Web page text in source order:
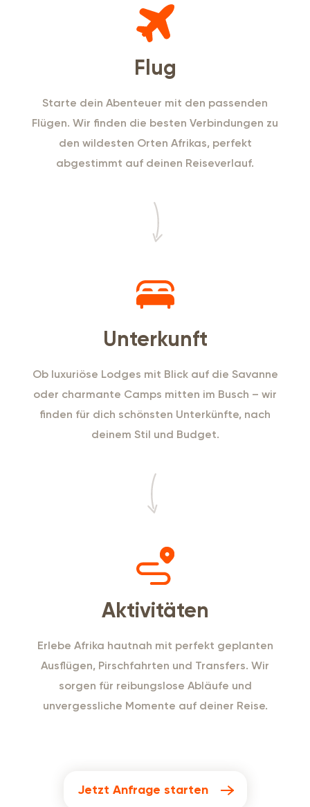
Flug
Starte dein Abenteuer mit den passenden
Flügen. Wir finden die besten Verbindungen zu
den wildesten Orten Afrikas, perfekt
abgestimmt auf deinen Reiseverlauf.
Unterkunft
Ob luxuriöse Lodges mit Blick auf die Savanne
oder charmante Camps mitten im Busch – wir
finden für dich schönsten Unterkünfte, nach
deinem Stil und Budget.
Aktivitäten
Erlebe Afrika hautnah mit perfekt geplanten
Ausflügen, Pirschfahrten und Transfers. Wir
sorgen für reibungslose Abläufe und
unvergessliche Momente auf deiner Reise.
Jetzt Anfrage starten